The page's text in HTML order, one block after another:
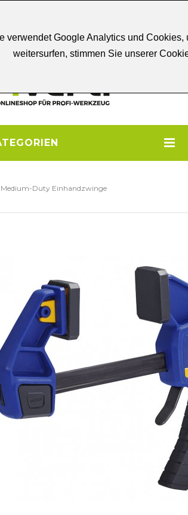
verwendet Google Analytics und
weitersurfen, stimmen Sie unserer
Medium-Duty Einhandzwinge